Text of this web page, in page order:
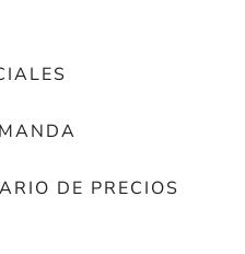
DE PRECIOS